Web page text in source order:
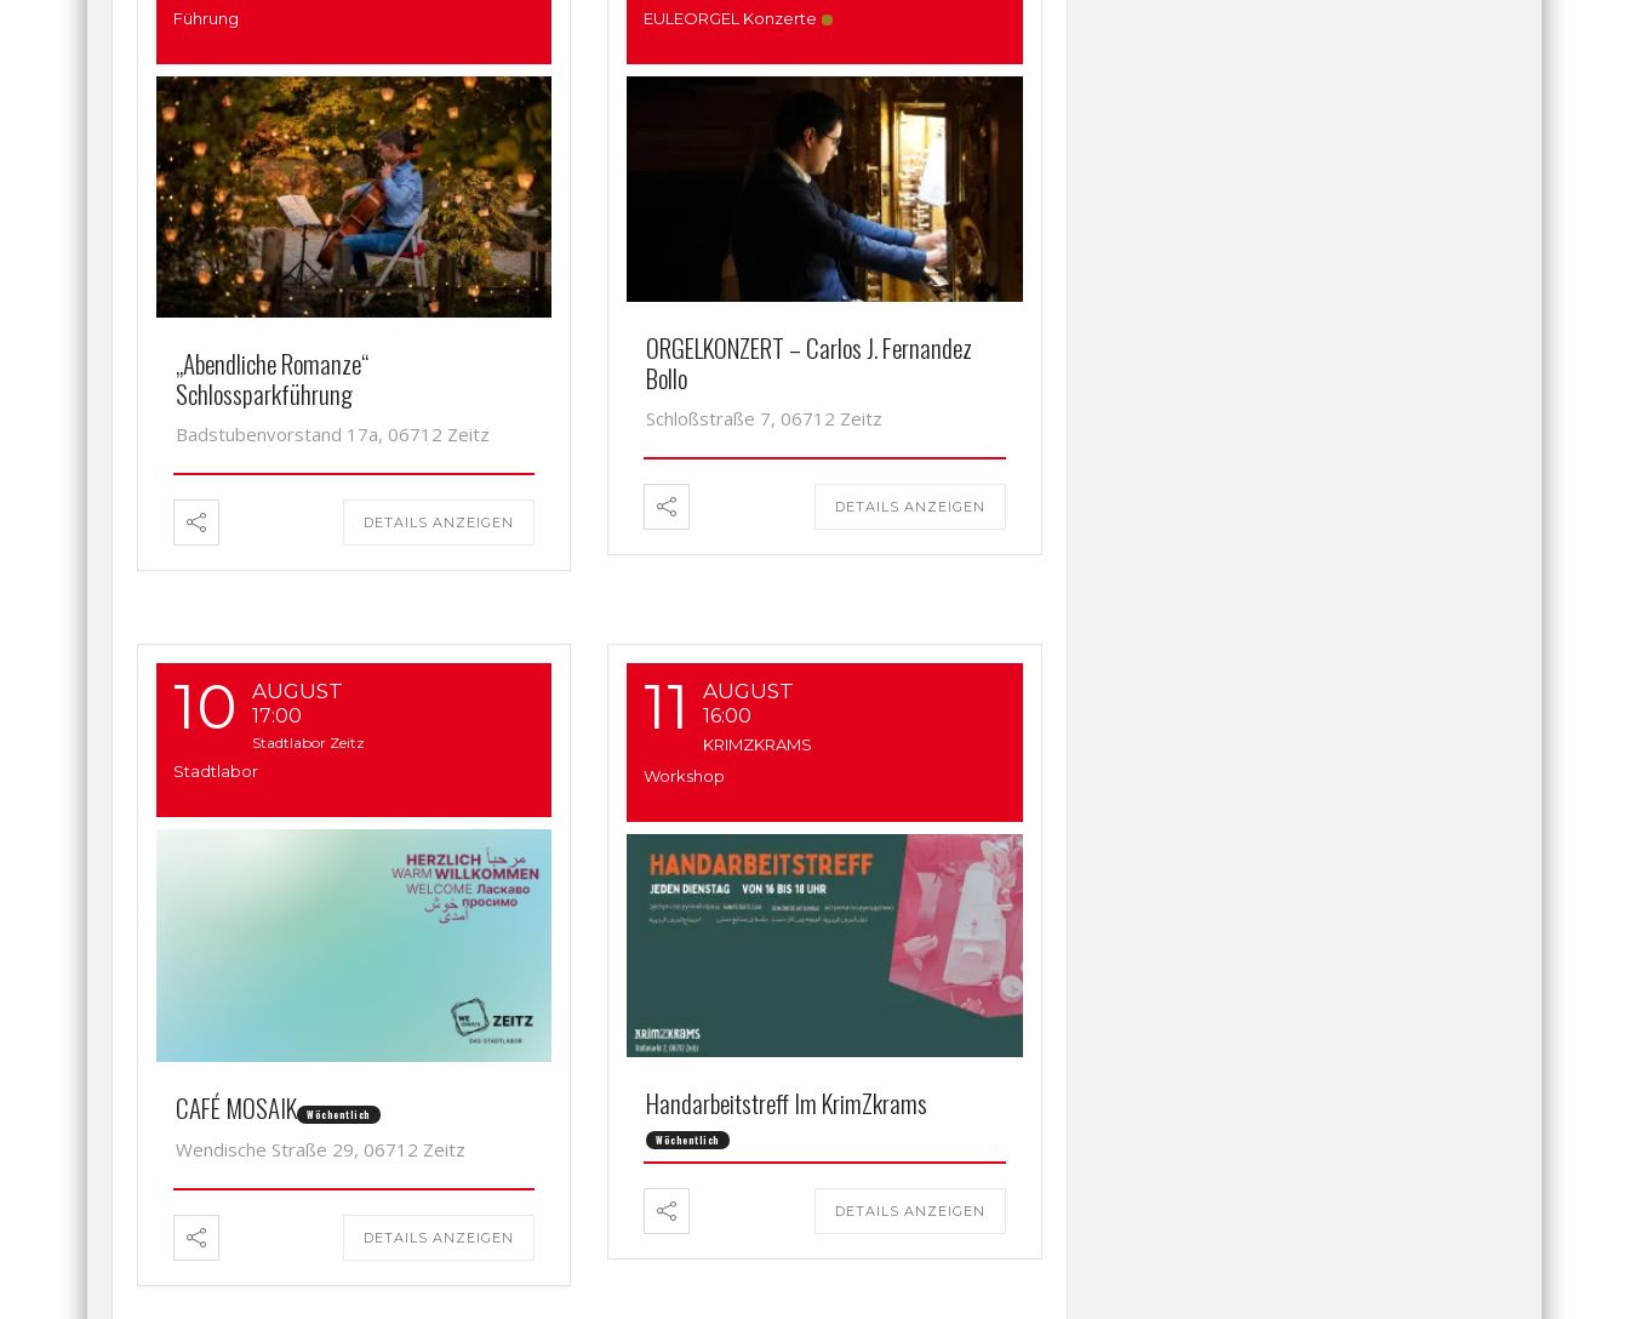
Führung
„Abendliche Romanze“
Schlossparkführung
Badstubenvorstand 17a, 06712 Zeitz
DETAILS ANZEIGEN
EULEORGEL Konzerte
ORGELKONZERT – Carlos J. Fernandez
Bollo
Schloßstraße 7, 06712 Zeitz
DETAILS ANZEIGEN
10 AUGUST
17:00
Stadtlabor Zeitz
Stadtlabor
CAFÉ MOSAIK Wöchentlich
Wendische Straße 29, 06712 Zeitz
DETAILS ANZEIGEN
11 AUGUST
16:00
KRIMZKRAMS
Workshop
Handarbeitstreff Im KrimZkrams
Wöchentlich
DETAILS ANZEIGEN